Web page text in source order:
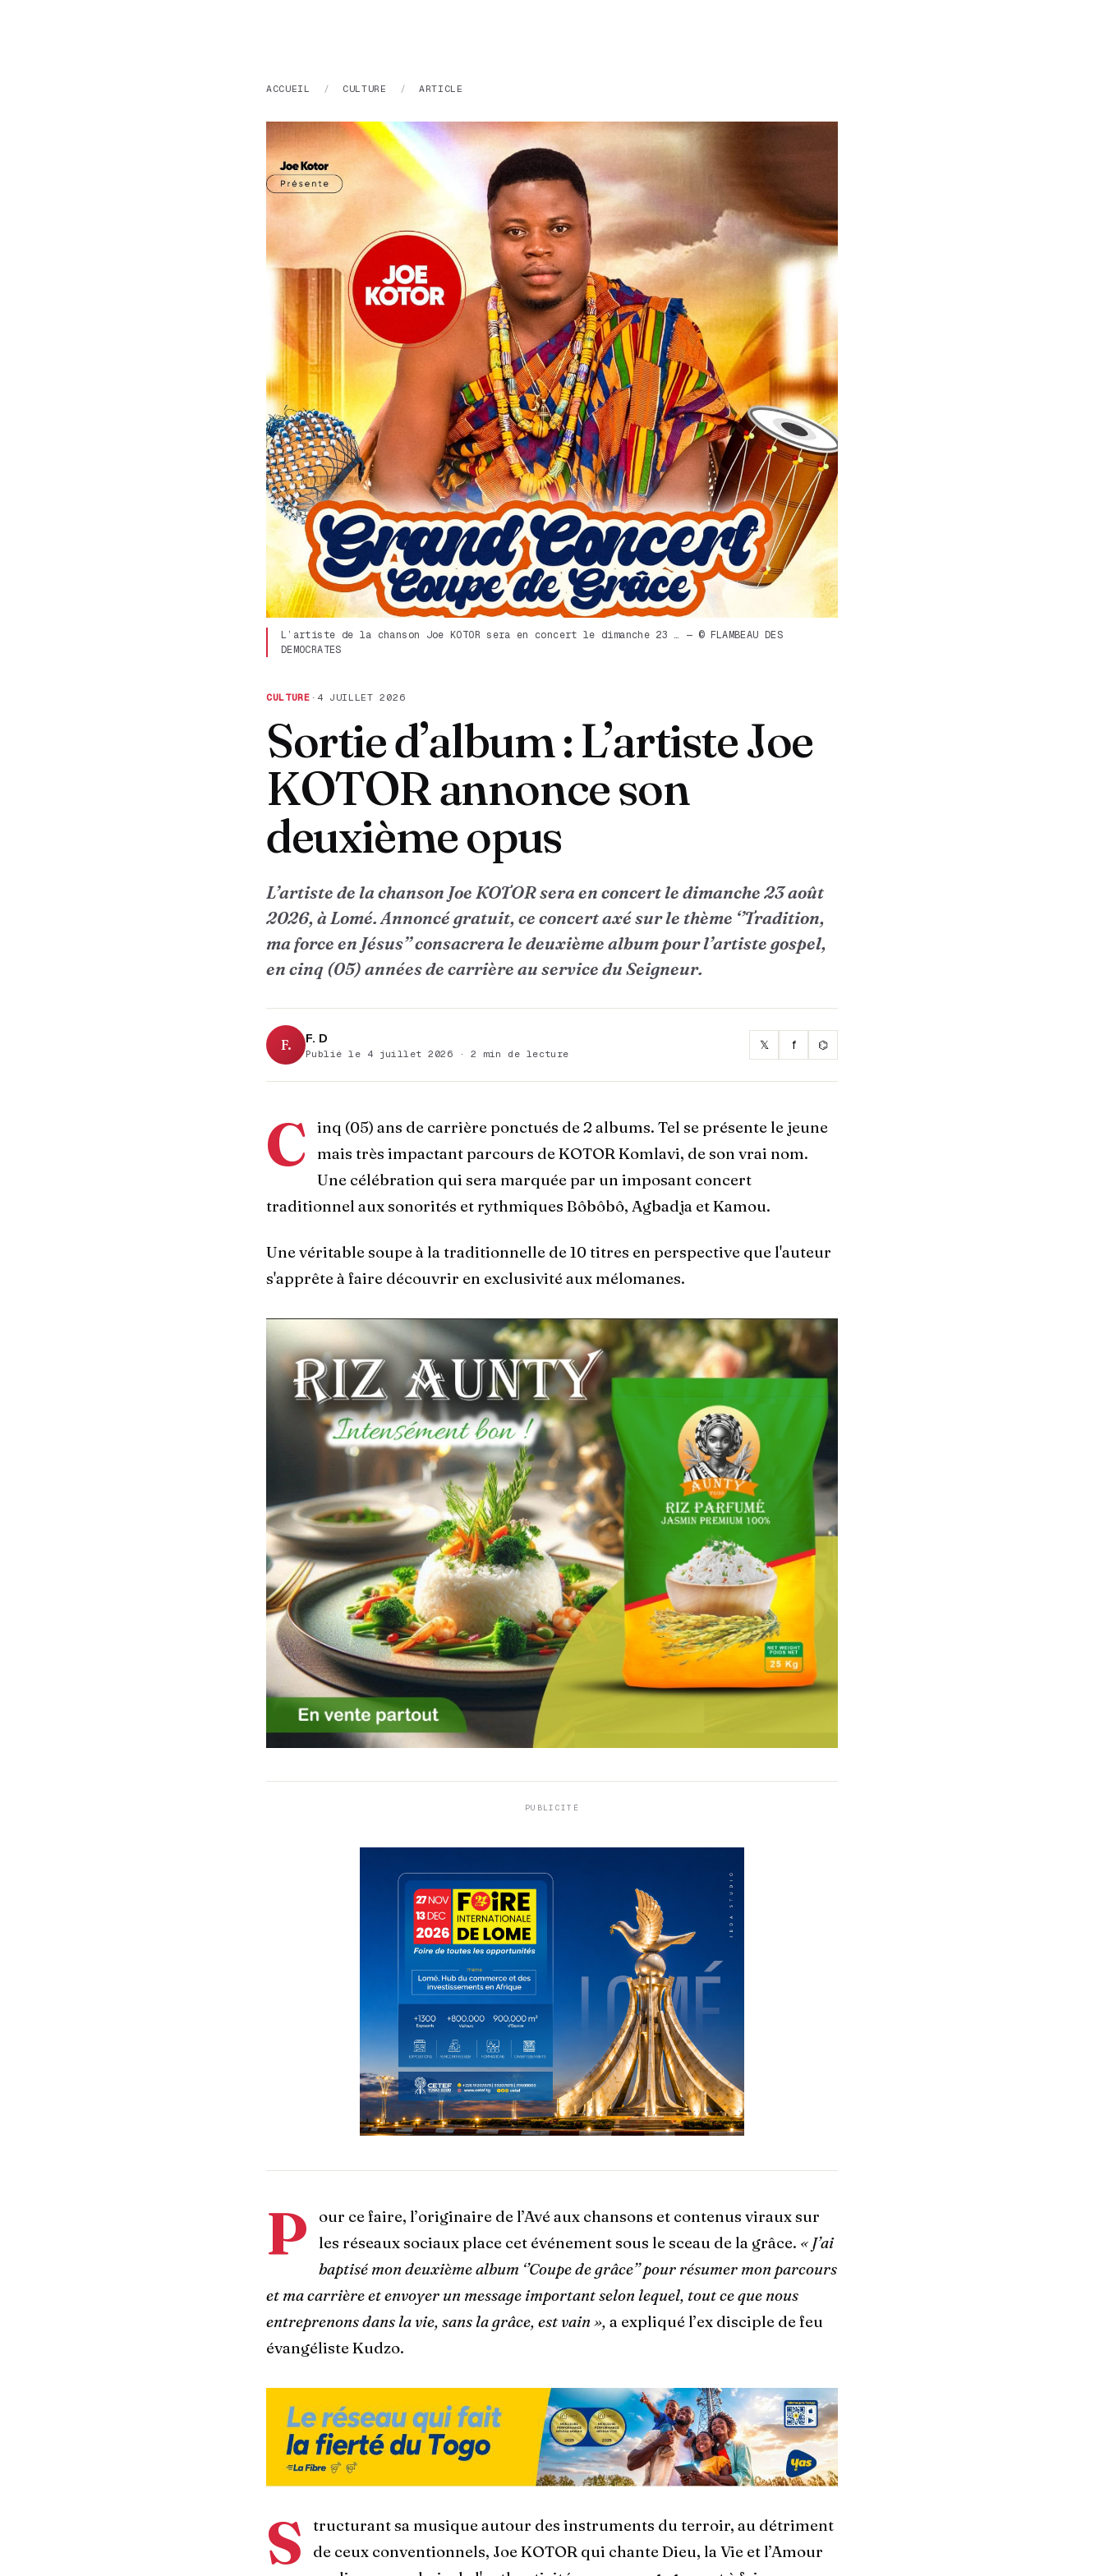
ACCUEIL / CULTURE / ARTICLE
L’artiste de la chanson Joe KOTOR sera en concert le dimanche 23 … — © FLAMBEAU DES
DEMOCRATES
CULTURE · 4 JUILLET 2026
Sortie d’album : L’artiste Joe
KOTOR annonce son
deuxième opus
L’artiste de la chanson Joe KOTOR sera en concert le dimanche 23 août
2026, à Lomé. Annoncé gratuit, ce concert axé sur le thème ‘’Tradition,
ma force en Jésus’’ consacrera le deuxième album pour l’artiste gospel,
en cinq (05) années de carrière au service du Seigneur.
F. F. D
Publié le 4 juillet 2026 · 2 min de lecture
𝕏 f ⌬
C
inq (05) ans de carrière ponctués de 2 albums. Tel se présente le jeune
mais très impactant parcours de KOTOR Komlavi, de son vrai nom.
Une célébration qui sera marquée par un imposant concert
traditionnel aux sonorités et rythmiques Bôbôbô, Agbadja et Kamou.
Une véritable soupe à la traditionnelle de 10 titres en perspective que l'auteur
s'apprête à faire découvrir en exclusivité aux mélomanes.
PUBLICITÉ
P
our ce faire, l’originaire de l’Avé aux chansons et contenus viraux sur
les réseaux sociaux place cet événement sous le sceau de la grâce. « J’ai
baptisé mon deuxième album ‘’Coupe de grâce’’ pour résumer mon parcours
et ma carrière et envoyer un message important selon lequel, tout ce que nous
entreprenons dans la vie, sans la grâce, est vain », a expliqué l’ex disciple de feu
évangéliste Kudzo.
S
tructurant sa musique autour des instruments du terroir, au détriment
de ceux conventionnels, Joe KOTOR qui chante Dieu, la Vie et l’Amour